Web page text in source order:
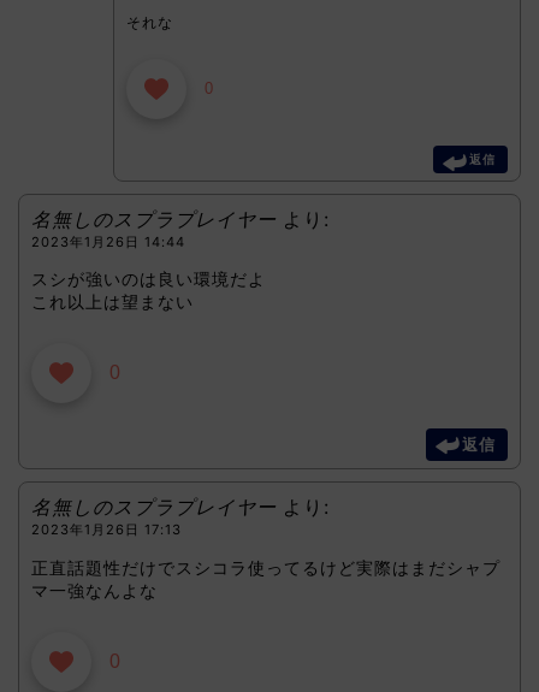
それな
0
返信
名無しのスプラプレイヤー より:
2023年1月26日 14:44
スシが強いのは良い環境だよ
これ以上は望まない
0
返信
名無しのスプラプレイヤー より:
2023年1月26日 17:13
正直話題性だけでスシコラ使ってるけど実際はまだシャプ
マ一強なんよな
0